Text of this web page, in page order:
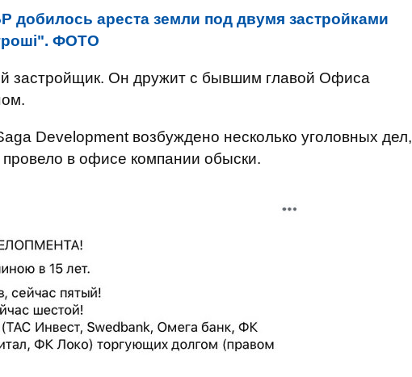
добилось ареста земли под двумя застройками
ФОТО
застройщик. Он дружит с бывшим главой Офиса
Development возбуждено несколько уголовных дел,
в офисе компании обыски.